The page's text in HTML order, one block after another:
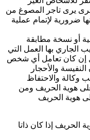
يرى تاجر المصوغ من
ضرورية لإتمام عملية
أو نسخة مطابقة
الجاري بها العمل التي
إن كان تعامل أي شخص
والأحجار
وكالة والاحتفاظ
هوية الحريف ومن
هوية الحريف
إذا كان ذاتا